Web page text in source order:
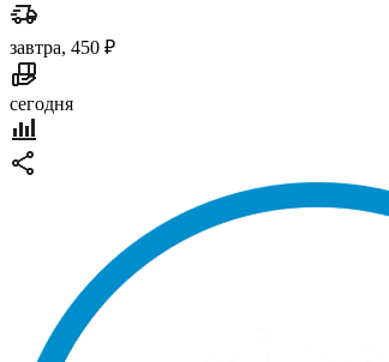
завтра, 450 ₽
сегодня